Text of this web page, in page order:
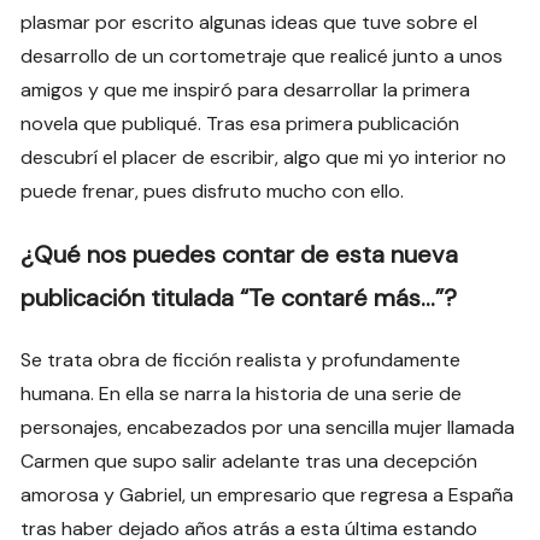
plasmar por escrito algunas ideas que tuve sobre el
desarrollo de un cortometraje que realicé junto a unos
amigos y que me inspiró para desarrollar la primera
novela que publiqué. Tras esa primera publicación
descubrí el placer de escribir, algo que mi yo interior no
puede frenar, pues disfruto mucho con ello.
¿Qué nos puedes contar de esta nueva
publicación titulada “Te contaré más…”?
Se trata obra de ficción realista y profundamente
humana. En ella se narra la historia de una serie de
personajes, encabezados por una sencilla mujer llamada
Carmen que supo salir adelante tras una decepción
amorosa y Gabriel, un empresario que regresa a España
tras haber dejado años atrás a esta última estando